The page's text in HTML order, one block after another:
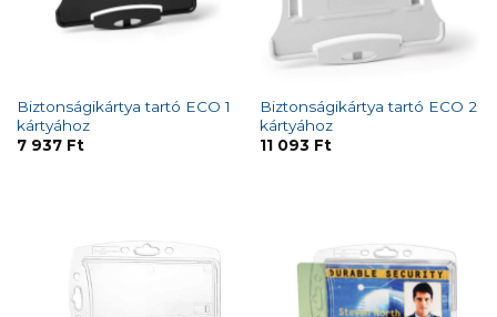
Biztonságikártya tartó ECO 1
kártyához
7 937 Ft
Biztonságikártya tartó ECO 2
kártyához
11 093 Ft